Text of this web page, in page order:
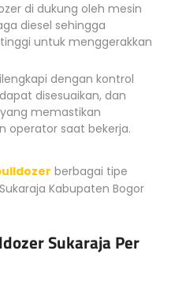
di dukung oleh mesin
diesel sehingga
untuk menggerakkan
dengan kontrol
disesuaikan, dan
memastikan
operator saat bekerja.
berbagai tipe
Kabupaten Bogor
Sukaraja Per